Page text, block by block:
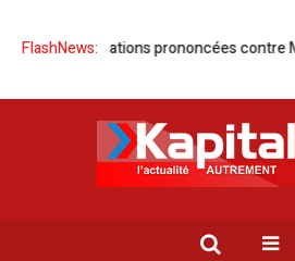
FlashNews: prononcées contre